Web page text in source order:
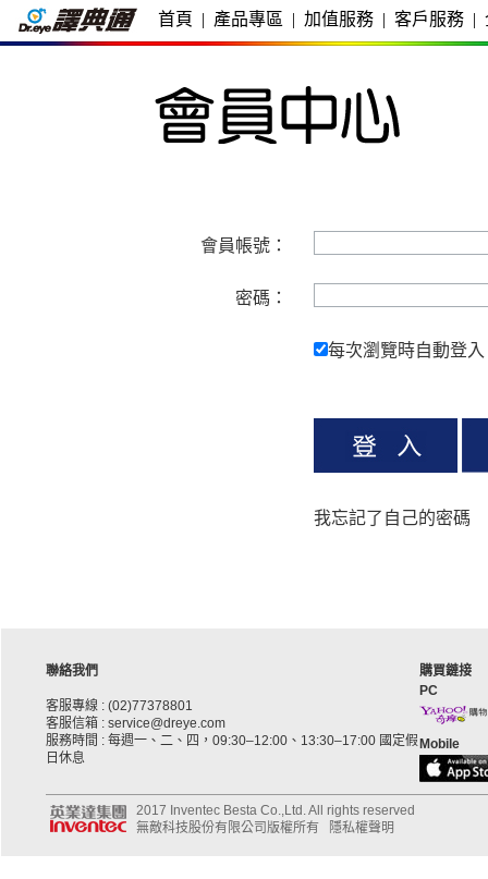
首頁 | 產品專區 | 加值服務 | 客戶服務 |
會員帳號：
密碼：
每次瀏覽時自動登入
我忘記了自己的密碼
聯絡我們
客服專線 : (02)77378801
客服信箱 : service@dreye.com
服務時間 : 每週一、二、四，09:30–12:00、13:30–17:00 國定假
日休息
購買鏈接
PC
Mobile
2017 Inventec Besta Co.,Ltd. All rights reserved
無敵科技股份有限公司版權所有
隱私權聲明